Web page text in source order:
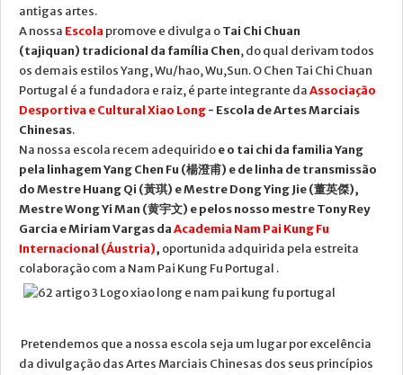
antigas artes.
A nossa Escola promove e divulga oTai Chi Chuan
(tajiquan) tradicional da família Chen, do qual derivam todos
os demais estilos Yang, Wu/hao, Wu,Sun. O Chen Tai Chi Chuan
Portugal é a fundadora e raiz, é parte integrante daAssociação
Desportiva e Cultural Xiao Long- Escola de Artes Marciais
Chinesas.
Na nossa escola recem adequiridoe o tai chi da familia Yang
pela linhagem Yang Chen Fu (楊澄甫) e de linha de transmissão
do Mestre Huang Qi (黃琪) e Mestre Dong Ying Jie (董英傑),
Mestre Wong Yi Man (黄宇文) e pelos nosso mestre Tony Rey
Garcia e Miriam Vargas daAcademia Nam Pai Kung Fu
Internacional (Áustria), oportunida adquirida pela estreita
colaboração com a Nam Pai Kung Fu Portugal .
Pretendemos que a nossa escola seja um lugar por excelência
da divulgação das Artes Marciais Chinesas dos seus princípios